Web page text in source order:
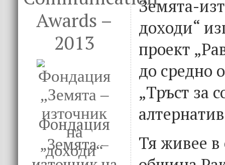
Awards –
2013
Фондация
„Земята –
Земята-
доходи“
проект
до средно
„Тръст за
Тя живее в